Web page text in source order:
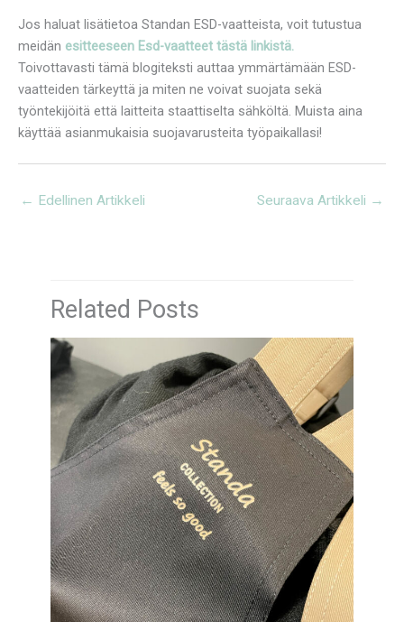
Jos haluat lisätietoa Standan ESD-vaatteista, voit tutustua
meidän esitteeseen Esd-vaatteet tästä linkistä.
Toivottavasti tämä blogiteksti auttaa ymmärtämään ESD-
vaatteiden tärkeyttä ja miten ne voivat suojata sekä
työntekijöitä että laitteita staattiselta sähköltä. Muista aina
käyttää asianmukaisia suojavarusteita työpaikallasi!
← Edellinen Artikkeli Seuraava Artikkeli →
Related Posts